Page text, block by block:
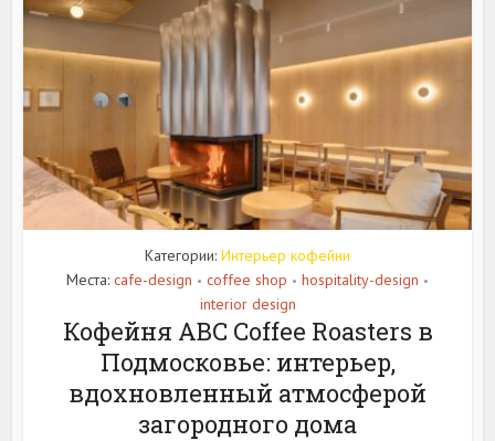
Категории: Интерьер кофейни
Места: cafe-design • coffee shop • hospitality-design •
interior design
Кофейня ABC Coffee Roasters в
Подмосковье: интерьер,
вдохновленный атмосферой
загородного дома